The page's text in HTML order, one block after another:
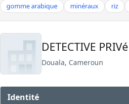
gomme arabique
minéraux riz
DETECTIVE
Douala, Cameroun
Identité